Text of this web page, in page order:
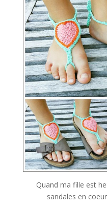
Quand ma fille est
sandales en